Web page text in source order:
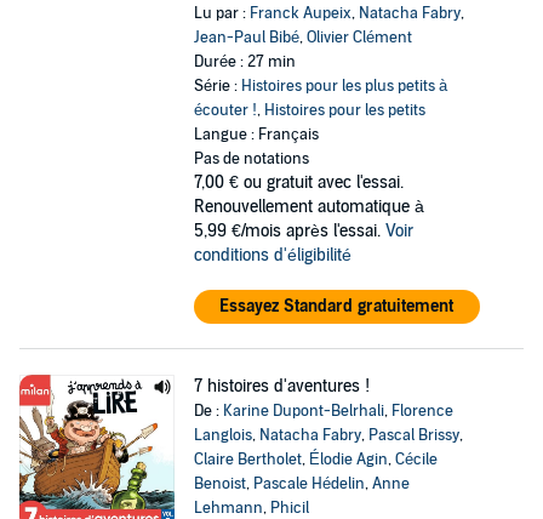
Lu par : Franck Aupeix, Natacha Fabry,
Jean-Paul Bibé,Olivier Clément
Durée : 27 min
Série : Histoires pour les plus petits à
écouter !, Histoires pour les petits
Langue : Français
Pas de notations
7,00 € ou gratuit avec l'essai.
Renouvellement automatique à
5,99 €/mois après l'essai. Voir
conditions d'éligibilité
Essayez Standard gratuitement
7 histoires d'aventures !
De : Karine Dupont-Belrhali, Florence
Langlois, Natacha Fabry, Pascal Brissy,
Claire Bertholet, Élodie Agin,Cécile
Benoist, Pascale Hédelin,Anne
Lehmann, Phicil